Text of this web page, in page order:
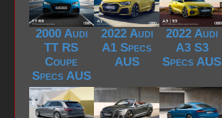
2000 Audi
TT RS
Coupe
Specs AUS
2022 Audi
A1 Specs
AUS
2022 Audi
A3 S3
Specs AUS